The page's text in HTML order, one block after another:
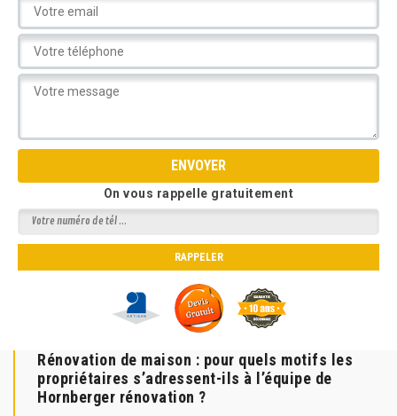
On vous rappelle gratuitement
Rénovation de maison : pour quels motifs les
propriétaires s’adressent-ils à l’équipe de
Hornberger rénovation ?